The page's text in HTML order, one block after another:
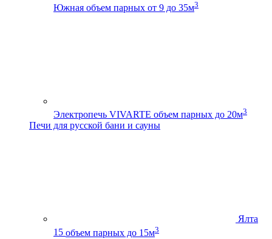
Южная объем парных от 9 до 35м3
Электропечь VIVARTE объем парных до 20м3
Печи для русской бани и сауны
Ялта
15 объем парных до 15м3